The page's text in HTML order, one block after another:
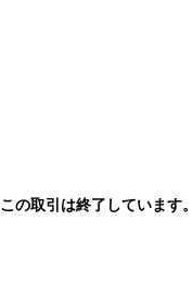
この取引は終了しています。